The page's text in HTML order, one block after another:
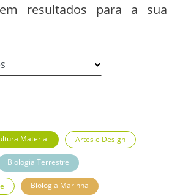
resultados para a sua
Material Artes e Design
Biologia Terrestre
Biologia Marinha